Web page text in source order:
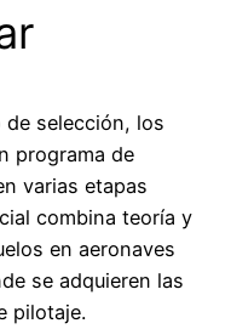
de selección, los
programa de
varias etapas
combina teoría y
en aeronaves
se adquieren las
pilotaje.